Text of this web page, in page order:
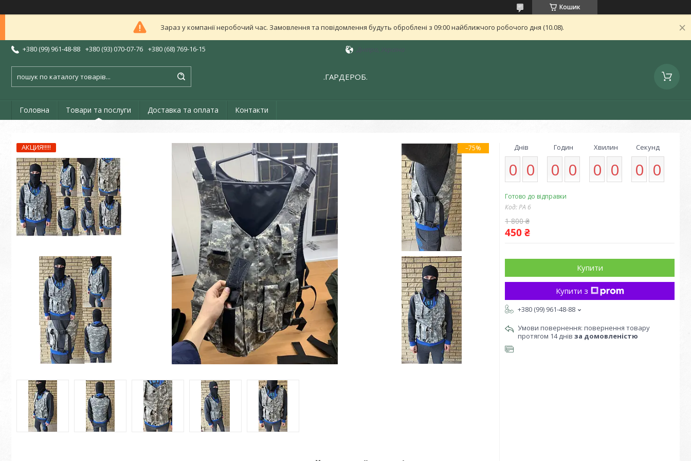
Кошик
Зараз у компанії неробочий час. Замовлення та повідомлення будуть оброблені з 09:00 найближчого робочого дня (10.08).
+380 (99) 961-48-88 +380 (93) 070-07-76 +380 (68) 769-16-15
.ГАРДЕРОБ.
Головна Товари та послуги Доставка та оплата Контакти
АКЦИЯ!!!!! –75% Днів
0 0
Годин
0 0
Хвилин
0 0
Секунд
0 0
Готово до відправки
Код:РА 6
1 800 ₴
450 ₴
Купити
Купити з
+380 (99) 961-48-88
повернення товару
протягом 14 днів за домовленістю